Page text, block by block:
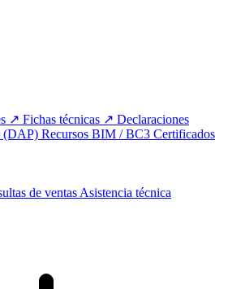
Fichas técnicas
Declaraciones
(DAP) Recursos BIM / BC3 Certificados
de ventas Asistencia técnica